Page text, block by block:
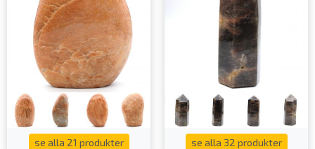
se alla 21 produkter se alla 32 produkter